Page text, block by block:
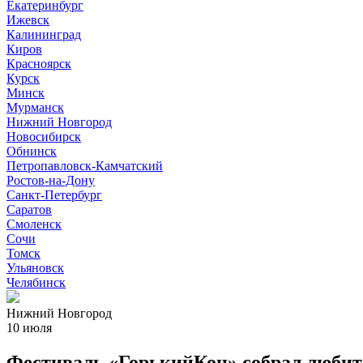
Екатеринбург
Ижевск
Калининград
Киров
Красноярск
Курск
Минск
Мурманск
Нижний Новгород
Новосибирск
Обнинск
Петропавловск-Камчатский
Ростов-на-Дону
Санкт-Петербург
Саратов
Смоленск
Сочи
Томск
Ульяновск
Челябинск
Нижний Новгород
10 июля